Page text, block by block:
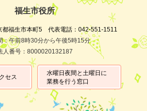
福生市役所
福生市本町5 代表電話：042-551-1511
：午前8時30分から午後5時15分
人番号：8000020132187
セス
水曜日夜間と土曜日に
業務を行う窓口